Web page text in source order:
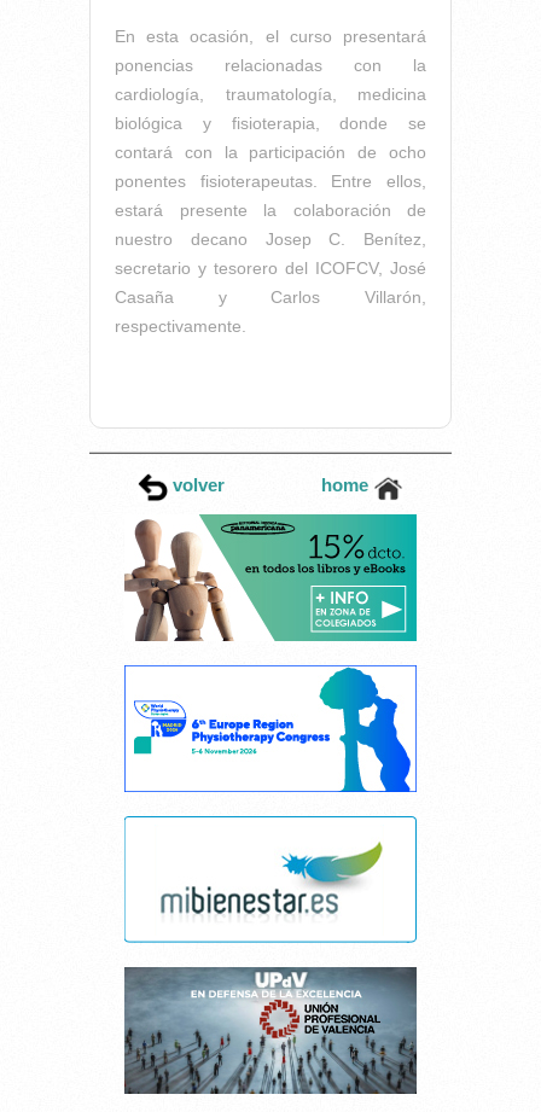
En esta ocasión, el curso presentará
ponencias relacionadas con la
cardiología, traumatología, medicina
biológica y fisioterapia, donde se
contará con la participación de ocho
ponentes fisioterapeutas. Entre ellos,
estará presente la colaboración de
nuestro decano Josep C. Benítez,
secretario y tesorero del ICOFCV, José
Casaña y Carlos Villarón,
respectivamente.
volver home